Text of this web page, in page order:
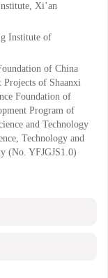
Xi’an
Institute of
of China
Projects of Shaanxi
Foundation of
Program of
and Technology
Technology and
(No. YFJGJS1.0)